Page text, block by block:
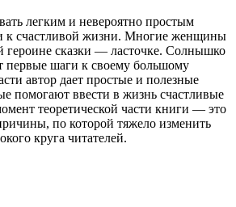
легким и невероятно простым
к счастливой жизни. Многие женщины
героине сказки — ласточке. Солнышко
первые шаги к своему большому
автор дает простые и полезные
помогают ввести в жизнь счастливые
теоретической части книги — это
по которой тяжело изменить
круга читателей.